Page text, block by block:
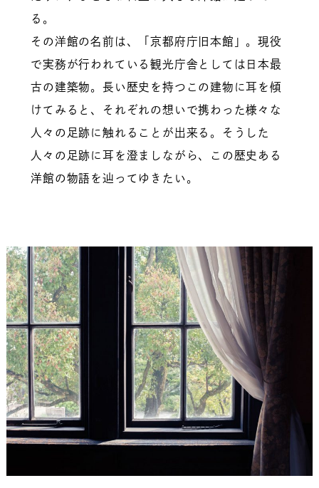
る。
その洋館の名前は、「京都府庁旧本館」。現役
で実務が行われている観光庁舎としては日本最
古の建築物。長い歴史を持つこの建物に耳を傾
けてみると、それぞれの想いで携わった様々な
人々の足跡に触れることが出来る。そうした
人々の足跡に耳を澄ましながら、この歴史ある
洋館の物語を辿ってゆきたい。